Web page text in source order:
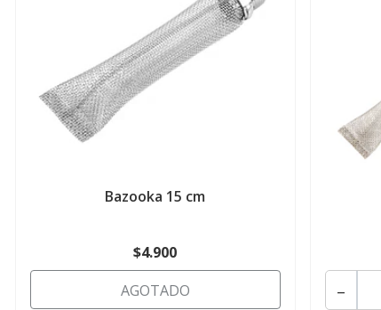
Bazooka 15 cm
$4.900
AGOTADO
-